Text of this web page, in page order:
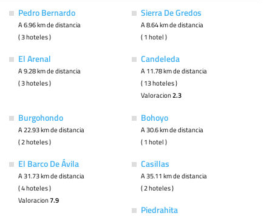
Pedro Bernardo
A 6.96 km de distancia
( 3 hoteles )
Sierra De Gredos
A 8.64 km de distancia
( 1 hotel )
El Arenal
A 9.28 km de distancia
( 3 hoteles )
Candeleda
A 11.78 km de distancia
( 13 hoteles )
Valoracion2.3
Burgohondo
A 22.93 km de distancia
( 2 hoteles )
Bohoyo
A 30.6 km de distancia
( 1 hotel )
El Barco De Ávila
A 31.73 km de distancia
( 4 hoteles )
Valoracion7.9
Casillas
A 35.11 km de distancia
( 2 hoteles )
Piedrahita